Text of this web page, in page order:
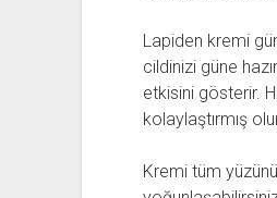
Lapiden kremi
cildinizi güne
etkisini gösterir.
kolaylaştırmış
Kremi tüm